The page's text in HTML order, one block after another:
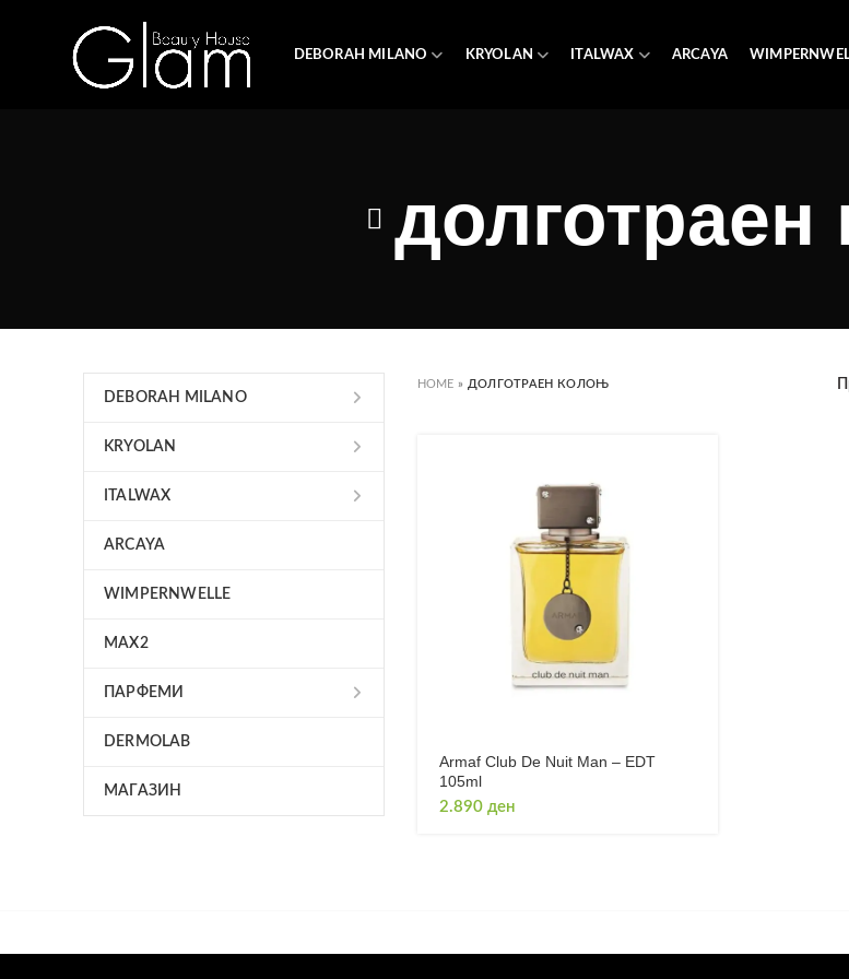
DEBORAH MILANO KRYOLAN ITALWAX ARCAYA
HOME » ДОЛГОТРАЕН КОЛОЊ
Armaf Club De Nuit Man – EDT
105ml
2.890 ден
DEBORAH MILANO
KRYOLAN
ITALWAX
ARCAYA
WIMPERNWELLE
MAX2
ПАРФЕМИ
DERMOLAB
МАГАЗИН